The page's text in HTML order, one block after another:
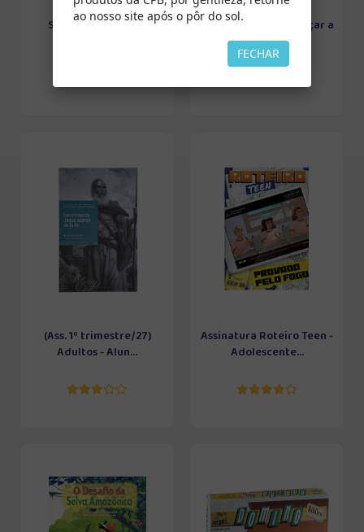
Sermões Para Hoje
Sete Dias Para Começar a
Viver
(Ass. 1º trimestre/27)
Adultos - Alun...
Assinatura Roteiro Teen -
Adolescente...
ao nosso site após o pôr do sol.
FECHAR